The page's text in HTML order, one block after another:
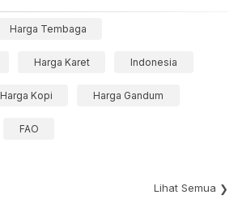
Harga Tembaga
Harga Karet Indonesia
Harga Kopi Harga Gandum
FAO
Lihat Semua